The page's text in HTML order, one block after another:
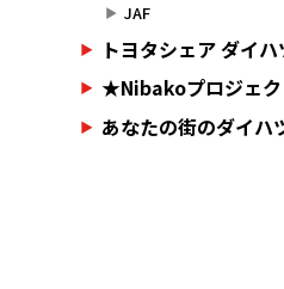
JAF
トヨタシェア ダイ
★Nibakoプロジェ
あなたの街のダイハ